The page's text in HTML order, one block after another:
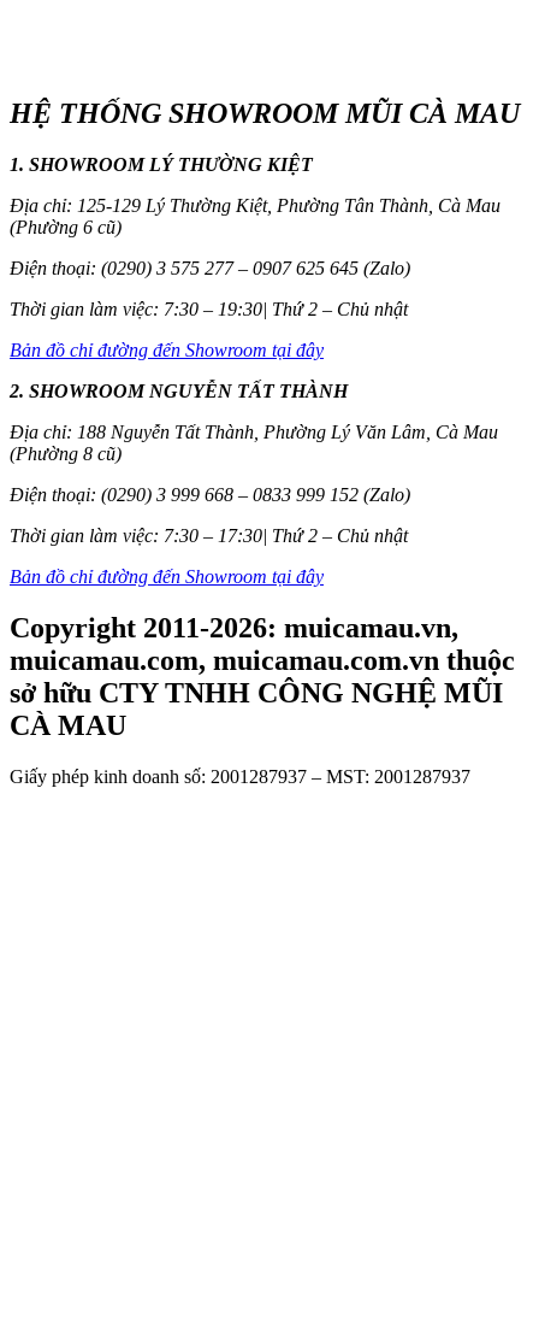
HỆ THỐNG SHOWROOM MŨI CÀ MAU
1. SHOWROOM LÝ THƯỜNG KIỆT
Địa chỉ: 125-129 Lý Thường Kiệt, Phường Tân Thành, Cà Mau
(Phường 6 cũ)
Điện thoại: (0290) 3 575 277 – 0907 625 645 (Zalo)
Thời gian làm việc: 7:30 – 19:30| Thứ 2 – Chủ nhật
Bản đồ chỉ đường đến Showroom tại đây
2. SHOWROOM NGUYỄN TẤT THÀNH
Địa chỉ: 188 Nguyễn Tất Thành, Phường Lý Văn Lâm, Cà Mau
(Phường 8 cũ)
Điện thoại: (0290) 3 999 668 – 0833 999 152 (Zalo)
Thời gian làm việc: 7:30 – 17:30| Thứ 2 – Chủ nhật
Bản đồ chỉ đường đến Showroom tại đây
Copyright 2011-2026: muicamau.vn,
muicamau.com, muicamau.com.vn thuộc
sở hữu CTY TNHH CÔNG NGHỆ MŨI
CÀ MAU
Giấy phép kinh doanh số: 2001287937 – MST: 2001287937